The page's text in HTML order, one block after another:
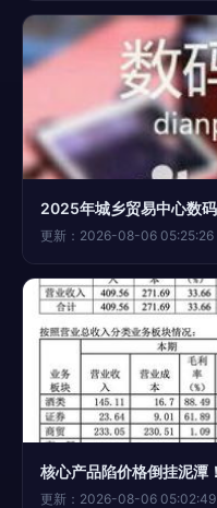
更新：2026-08-06 05:25:26
更新：2026-08-06 05:02:49